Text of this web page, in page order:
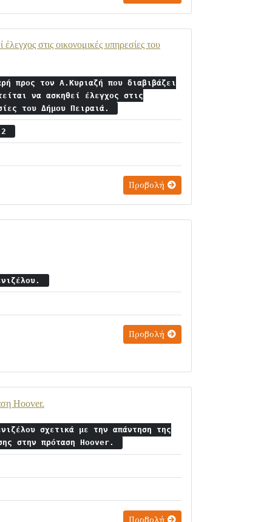
στις οικονομικές υπηρεσίες του
προς τον Α.Κυριαζή που διαβιβάζει
να ασκηθεί έλεγχος στις
του Δήμου Πειραιά.
2
Προβολή
Προβολή
Hoover.
σχετικά με την απάντηση της
στην πρόταση Hoover.
Προβολή